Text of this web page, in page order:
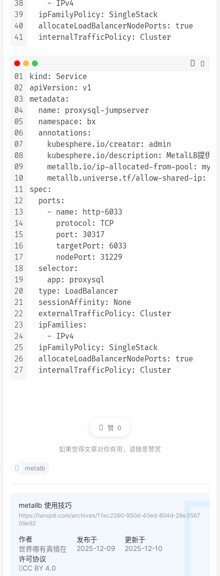
38
39
40
41
    - IPv4
  ipFamilyPolicy: SingleStack
  allocateLoadBalancerNodePorts: true
01
02
03
04
05
06
07
08
09
10
11
12
13
14
15
16
17
18
19
20
21
22
23
24
25
26
27
kind: Service
apiVersion: v1
metadata:
  name: proxysql-jumpserver
  namespace: bx
  annotations:
    kubesphere.io/creator: admin
kubesphere.io/description: MetalLB提供给
metallb.io/ip-allocated-from-pool: my-
metallb.universe.tf/allow-shared-ip:
spec:
  ports:
    - name: http-6033
      protocol: TCP
      port: 30317
      targetPort: 6033
      nodePort: 31229
  selector:
    app: proxysql
  type: LoadBalancer
  sessionAffinity: None
  externalTrafficPolicy: Cluster
  ipFamilies:
    - IPv4
  ipFamilyPolicy: SingleStack
  allocateLoadBalancerNodePorts: true
赞 0
如果觉得文章对你有用，请随意赞赏
metalb
metallb 使用技巧
https://tanqidi.com/archives/11ec2260-950d-40ed-804d-26e3567
09e92
作者
世界哪有真情在
发布于
2025-12-09
更新于
2025-12-10
许可协议
CC BY 4.0